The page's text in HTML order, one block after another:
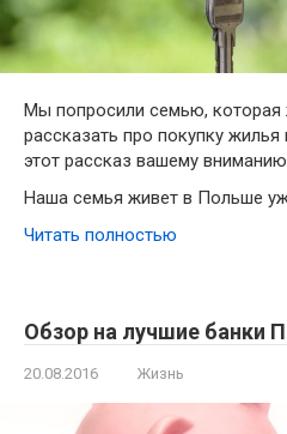
Мы попросили семью,
рассказать про покупку жилья
этот рассказ вашему вниманию.
Наша семья живет в Польше
Читать полностью
Обзор на лучшие банки
20.08.2016 Жизнь